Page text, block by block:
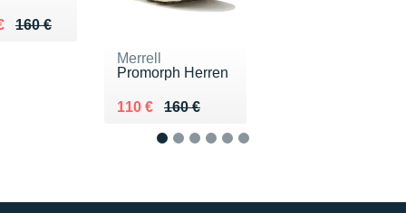
160 €
de 160 €
110 €
Merrell
Promorph Herren
160 €
Au lieu de 160 €
110 €
Vendu 110 €